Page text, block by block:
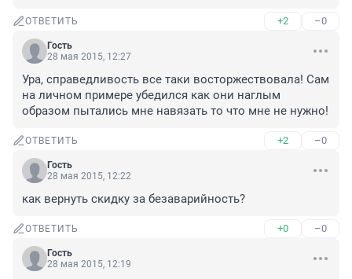
ОТВЕТИТЬ +2 –0
Гость
28 мая 2015, 12:27
Ура, справедливость все таки восторжествовала! Сам
на личном примере убедился как они наглым
образом пытались мне навязать то что мне не нужно!
ОТВЕТИТЬ +2 –0
Гость
28 мая 2015, 12:22
как вернуть скидку за безаварийность?
ОТВЕТИТЬ +0 –0
Гость
28 мая 2015, 12:19